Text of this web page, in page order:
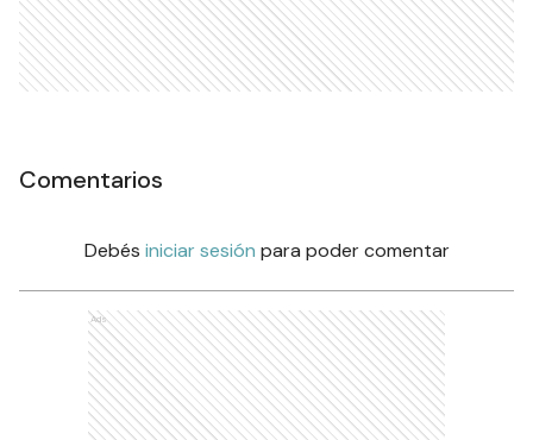
Comentarios
Debés iniciar sesión para poder comentar
Ads